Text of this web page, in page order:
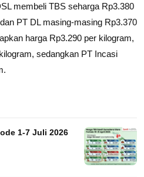
membeli TBS seharga Rp3.380
PT DL masing-masing Rp3.370
harga Rp3.290 per kilogram,
sedangkan PT Incasi
1-7 Juli 2026